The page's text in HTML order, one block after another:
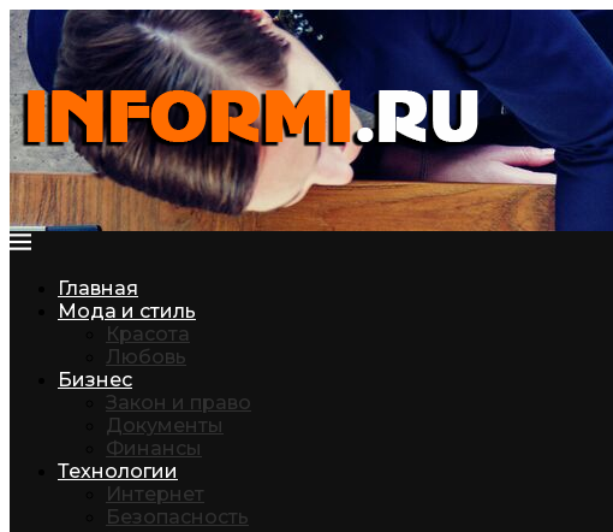
Главная
Мода и стиль
Красота
Любовь
Бизнес
Закон и право
Документы
Финансы
Технологии
Интернет
Безопасность